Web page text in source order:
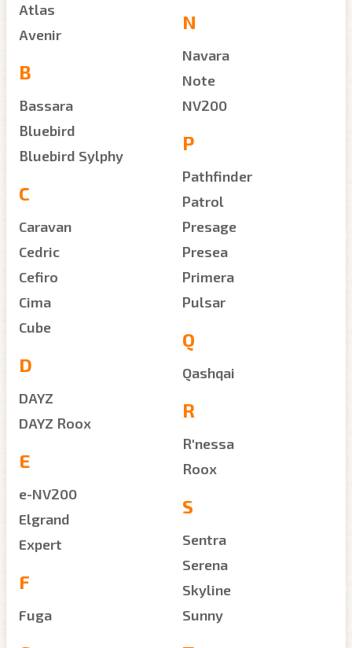
Atlas
Avenir
B
Bassara
Bluebird
Bluebird Sylphy
C
Caravan
Cedric
Cefiro
Cima
Cube
D
DAYZ
DAYZ Roox
E
e-NV200
Elgrand
Expert
F
Fuga
N
Navara
Note
NV200
P
Pathfinder
Patrol
Presage
Presea
Primera
Pulsar
Q
Qashqai
R
R'nessa
Roox
S
Sentra
Serena
Skyline
Sunny